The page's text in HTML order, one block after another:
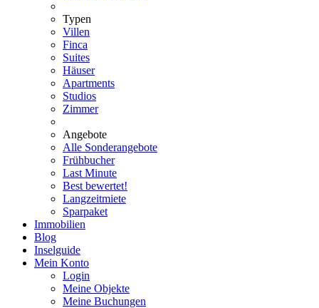
Typen
Villen
Finca
Suites
Häuser
Apartments
Studios
Zimmer
Angebote
Alle Sonderangebote
Frühbucher
Last Minute
Best bewertet!
Langzeitmiete
Sparpaket
Immobilien
Blog
Inselguide
Mein Konto
Login
Meine Objekte
Meine Buchungen